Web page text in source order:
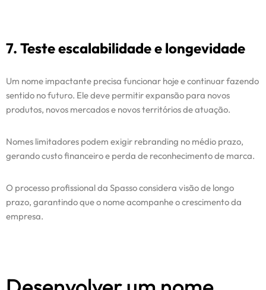
7. Teste escalabilidade e longevidade
Um nome impactante precisa funcionar hoje e continuar fazendo
sentido no futuro. Ele deve permitir expansão para novos
produtos, novos mercados e novos territórios de atuação.
Nomes limitadores podem exigir rebranding no médio prazo,
gerando custo financeiro e perda de reconhecimento de marca.
O processo profissional da Spasso considera visão de longo
prazo, garantindo que o nome acompanhe o crescimento da
empresa.